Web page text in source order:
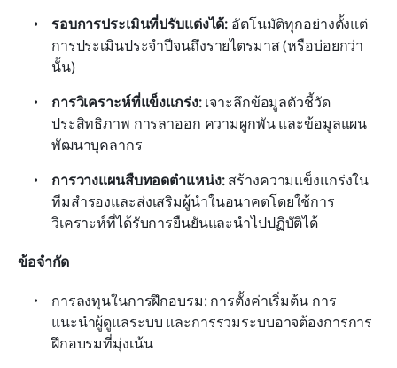
รอบการประเมินที่ปรับแต่งได้: อัตโนมัติทุกอย่างตั้งแต่
การประเมินประจำปีจนถึงรายไตรมาส (หรือบ่อยกว่า
นั้น)
การวิเคราะห์ที่แข็งแกร่ง: เจาะลึกข้อมูลตัวชี้วัด
ประสิทธิภาพ การลาออก ความผูกพัน และข้อมูลแผน
พัฒนาบุคลากร
การวางแผนสืบทอดตำแหน่ง: สร้างความแข็งแกร่งใน
ทีมสำรองและส่งเสริมผู้นำในอนาคตโดยใช้การ
วิเคราะห์ที่ได้รับการยืนยันและนำไปปฏิบัติได้
ข้อจำกัด
การลงทุนในการฝึกอบรม: การตั้งค่าเริ่มต้น การ
แนะนำผู้ดูแลระบบ และการรวมระบบอาจต้องการการ
ฝึกอบรมที่มุ่งเน้น